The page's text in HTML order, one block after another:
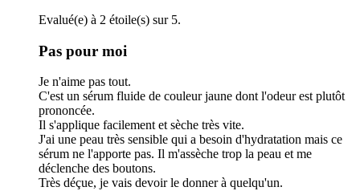
Evalué(e) à 2 étoile(s) sur 5.
Pas pour moi
Je n'aime pas tout.
C'est un sérum fluide de couleur jaune dont l'odeur est plutôt
prononcée.
Il s'applique facilement et sèche très vite.
J'ai une peau très sensible qui a besoin d'hydratation mais ce
sérum ne l'apporte pas. Il m'assèche trop la peau et me
déclenche des boutons.
Très déçue, je vais devoir le donner à quelqu'un.